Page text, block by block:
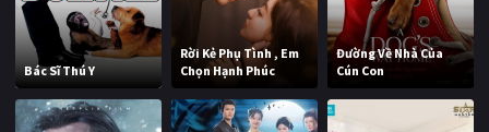
Bác Sĩ Thú Y
Rời Kẻ Phụ Tình , Em
Chọn Hạnh Phúc
Đường Về Nhà Của
Cún Con